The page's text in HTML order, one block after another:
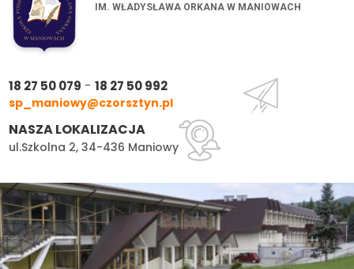
IM. WŁADYSŁAWA ORKANA W MANIOWACH
18 27 50 079 -18 27 50 992
sp_maniowy@czorsztyn.pl
NASZA LOKALIZACJA
ul.Szkolna 2, 34-436 Maniowy